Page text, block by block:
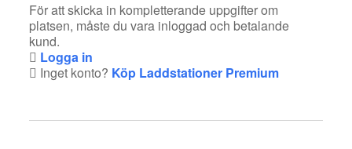
För att skicka in kompletterande uppgifter om
platsen, måste du vara inloggad och betalande
kund.
Logga in
Inget konto? Köp Laddstationer Premium